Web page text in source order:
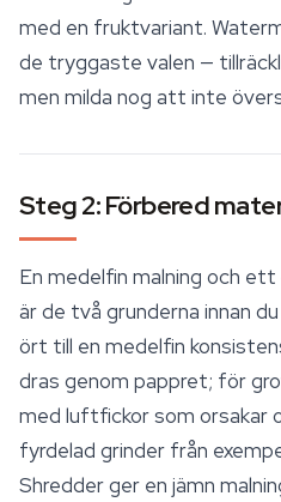
med en fruktvariant.
de tryggaste valen —
men milda nog att inte
Steg 2: Förbered
En medelfin malning och
är de två grunderna innan
ört till en medelfin
dras genom pappret; för
med luftfickor som orsakar
fyrdelad grinder från
Shredder ger en jämn